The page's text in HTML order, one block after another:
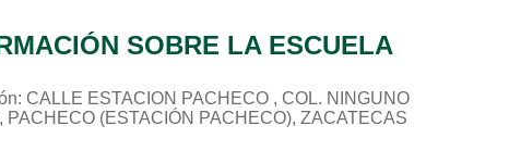
SOBRE LA ESCUELA
CALLE ESTACION PACHECO , COL. NINGUNO
PACHECO (ESTACIÓN PACHECO), ZACATECAS